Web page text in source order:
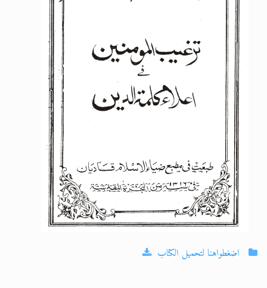
الحجّ.. دلالات، حِكم، وأهداف >> المزيد
اضغطواهنا لتحميل الكتاب